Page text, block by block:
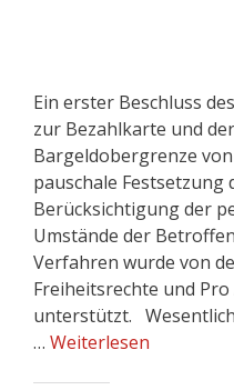
Ein erster Beschluss
zur Bezahlkarte und
Bargeldobergrenze
pauschale
Berücksichtigung der
Umstände der
Verfahren wurde von
Freiheitsrechte und
unterstützt.
… Weiterlesen